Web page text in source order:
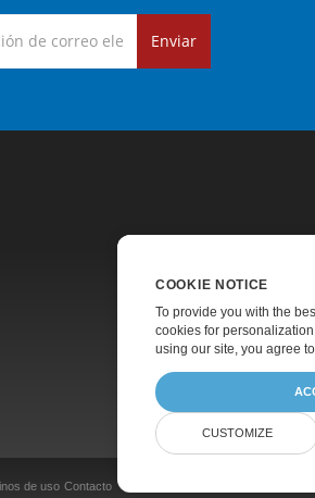
Enviar
Precios
Soporte De Pago
Acerca De
de uso Contacto
COOKIE NOTICE
To provide you with the
cookies for
using our site, you agree to
CUSTOMIZE